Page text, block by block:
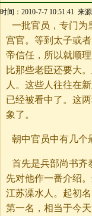
时间：2010-7-7 10:51:41 来源
一批官员，专门为
宫官。等到太子或
帝信任，所以就顺
比那些老臣还要大
人。这些人往往在
已经被看中了。这
象了。
朝中官员中有几个
首先是兵部尚书齐
先对他作一番介绍
江苏溧水人。起初
第一名，相当于今